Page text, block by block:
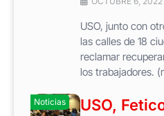
USO, junto con
las calles de 18
reclamar
los trabajadores.
Noticias
USO,